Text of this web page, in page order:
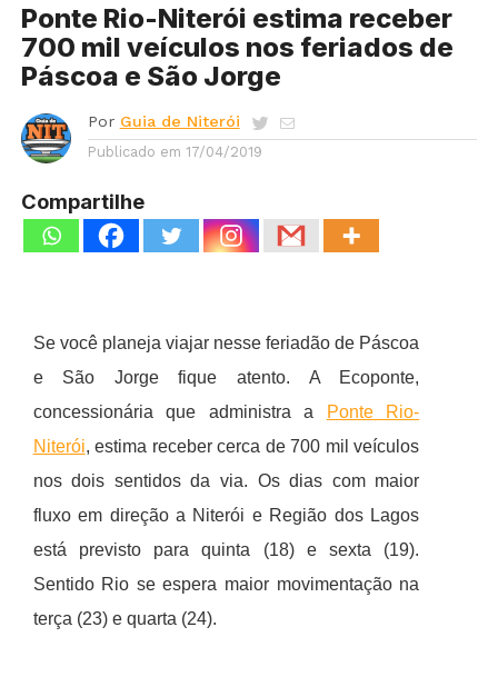
Ponte Rio-Niterói estima receber
700 mil veículos nos feriados de
Páscoa e São Jorge
Por Guia de Niterói
Publicado em 17/04/2019
Compartilhe
Se você planeja viajar nesse feriadão de Páscoa
e São Jorge fique atento. A Ecoponte,
concessionária que administra a
Ponte Rio-
Niterói, estima receber cerca de 700 mil veículos
nos dois sentidos da via. Os dias com maior
fluxo em direção a Niterói e Região dos Lagos
está previsto para quinta (18) e sexta (19).
Sentido Rio se espera maior movimentação na
terça (23) e quarta (24).